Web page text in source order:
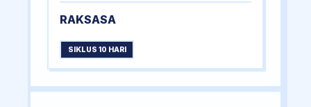
RAKSASA
SIKLUS 10 HARI